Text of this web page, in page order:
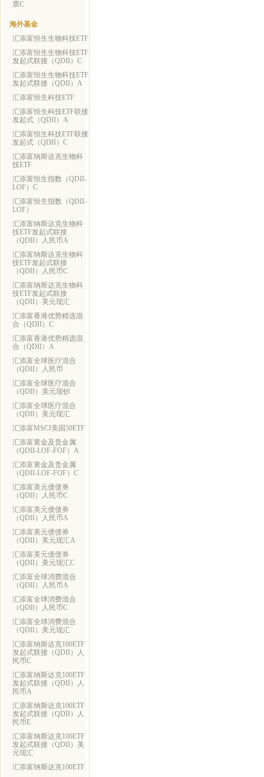
票C
海外基金
汇添富恒生生物科技ETF
汇添富恒生生物科技ETF
发起式联接（QDII）C
汇添富恒生生物科技ETF
发起式联接（QDII）A
汇添富恒生科技ETF
汇添富恒生科技ETF联接
发起式（QDII）A
汇添富恒生科技ETF联接
发起式（QDII）C
汇添富纳斯达克生物科
技ETF
汇添富恒生指数（QDII-
LOF）C
汇添富恒生指数（QDII-
LOF）
汇添富纳斯达克生物科
技ETF发起式联接
（QDII）人民币A
汇添富纳斯达克生物科
技ETF发起式联接
（QDII）人民币C
汇添富纳斯达克生物科
技ETF发起式联接
（QDII）美元现汇
汇添富香港优势精选混
合（QDII）C
汇添富香港优势精选混
合（QDII）A
汇添富全球医疗混合
（QDII）人民币
汇添富全球医疗混合
（QDII）美元现钞
汇添富全球医疗混合
（QDII）美元现汇
汇添富MSCI美国50ETF
汇添富黄金及贵金属
（QDII-LOF-FOF）A
汇添富黄金及贵金属
（QDII-LOF-FOF）C
汇添富美元债债券
（QDII）人民币C
汇添富美元债债券
（QDII）人民币A
汇添富美元债债券
（QDII）美元现汇A
汇添富美元债债券
（QDII）美元现汇C
汇添富全球消费混合
（QDII）人民币A
汇添富全球消费混合
（QDII）人民币C
汇添富全球消费混合
（QDII）美元现汇
汇添富纳斯达克100ETF
发起式联接（QDII）人
民币C
汇添富纳斯达克100ETF
发起式联接（QDII）人
民币A
汇添富纳斯达克100ETF
发起式联接（QDII）人
民币E
汇添富纳斯达克100ETF
发起式联接（QDII）美
元现汇
汇添富纳斯达克100ETF